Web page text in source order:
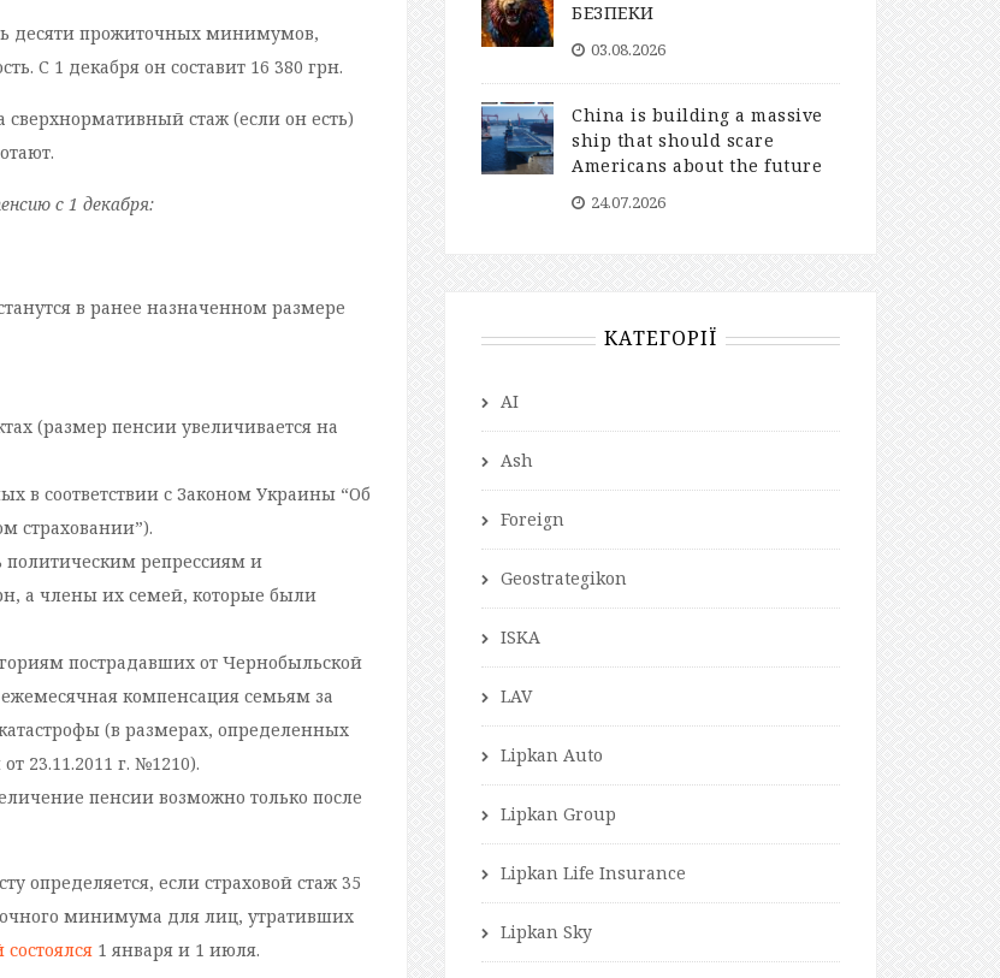
десяти прожиточных минимумов,
С 1 декабря он составит 16 380 грн.
стаж (если он есть)
с 1 декабря:
в ранее назначенном размере
(размер пенсии увеличивается на
в соответствии с Законом Украины “Об
страховании”).
политическим репрессиям и
а члены их семей, которые были
пострадавших от Чернобыльской
компенсация семьям за
(в размерах, определенных
23.11.2011 г. №1210).
пенсии возможно только после
если страховой стаж 35
минимума для лиц, утративших
1 января и 1 июля.
БЕЗПЕКИ
03.08.2026
China is building a massive
ship that should scare
Americans about the future
24.07.2026
КАТЕГОРІЇ
AI
Ash
Foreign
Geostrategikon
ISKA
LAV
Lipkan Auto
Lipkan Group
Lipkan Life Insurance
Lipkan Sky